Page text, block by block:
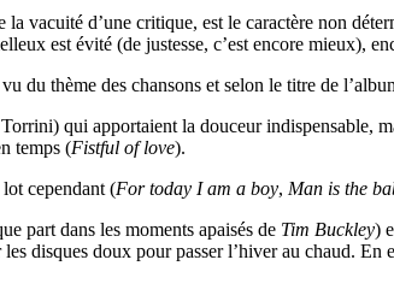
vacuité d’une critique, est le caractère non
est évité (de justesse, c’est encore mieux),
du thème des chansons et selon le titre de
qui apportaient la douceur indispensable,
temps (Fistful of love).
cependant (For today I am a boy, Man is the
part dans les moments apaisés de Tim Buckley)
disques doux pour passer l’hiver au chaud.